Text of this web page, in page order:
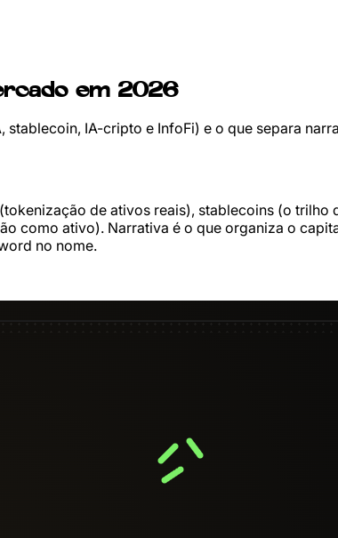
em 2026
IA-cripto e InfoFi) e o que separa
de ativos reais), stablecoins (o
como ativo). Narrativa é o que organiza o
no nome.